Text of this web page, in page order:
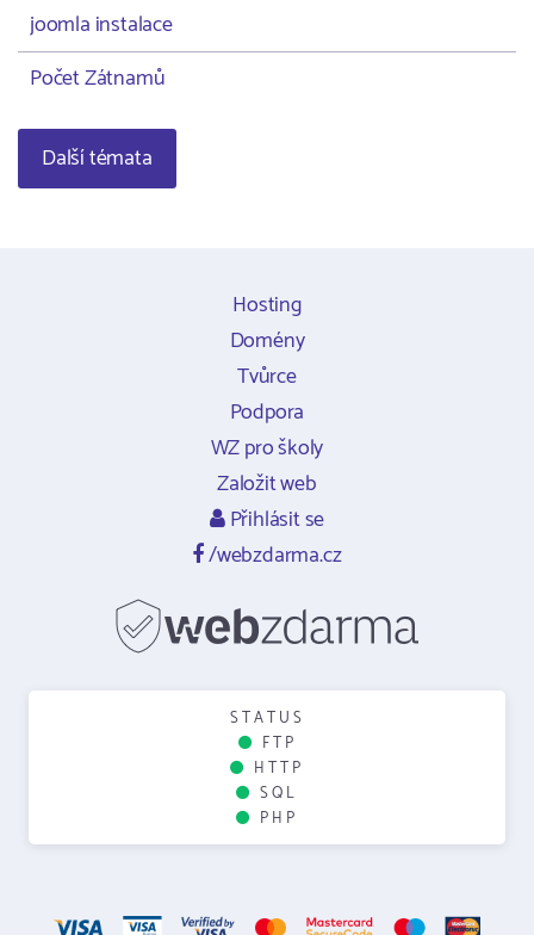
joomla instalace
Počet Zátnamů
Další témata
Hosting
Domény
Tvůrce
Podpora
WZ pro školy
Založit web
Přihlásit se
/webzdarma.cz
STATUS
FTP
HTTP
SQL
PHP